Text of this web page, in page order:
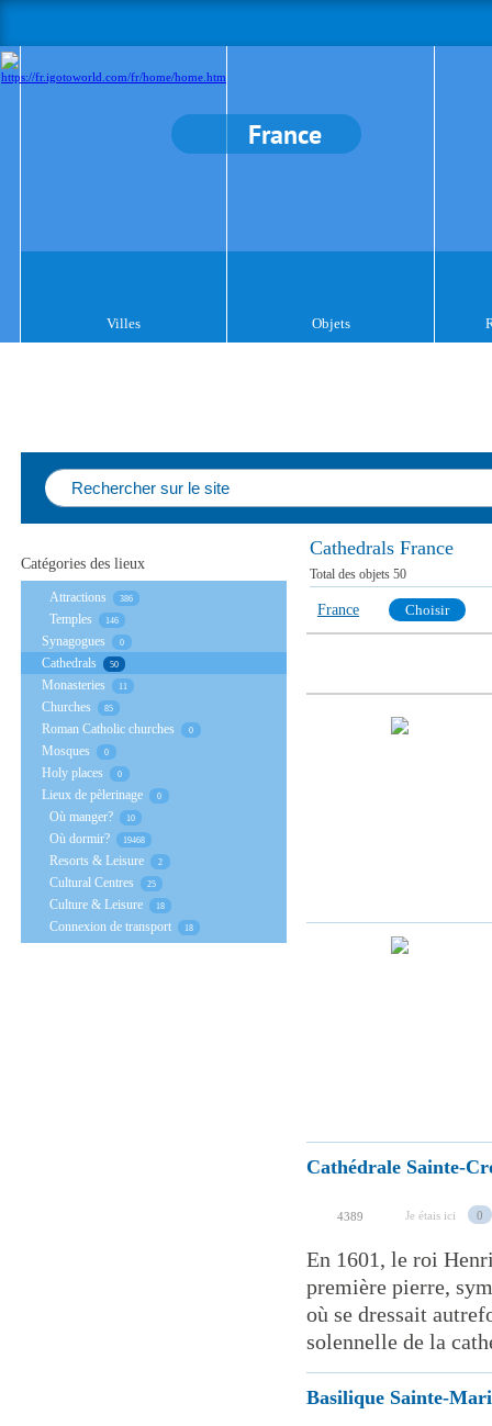
France
Villes Objets
Сathedrals France
Total des objets 50
France Choisir
Cathédrale Sainte-
4389 Je étais ici 0
En 1601, le roi
première pierre,
où se dressait
solennelle de la
Basilique Sainte-
Catégories des lieux
Аttractions 386
Temples 146
Synagogues 0
Сathedrals 50
Monasteries 11
Churches 85
Roman Catholic churches 0
Mosques 0
Holy places 0
Lieux de pèlerinage 0
Où manger? 10
Où dormir? 19468
Resorts & Leisure 2
Cultural Centres 25
Culture & Leisure 18
Connexion de transport 18